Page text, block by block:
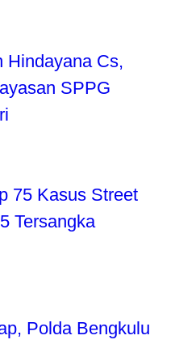
Hindayana Cs,
SPPG
75 Kasus Street
Tersangka
Polda Bengkulu